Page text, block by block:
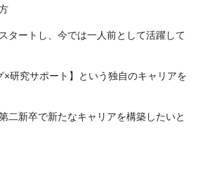
タートし、今では一人前として活躍して
×研究サポート】という独自のキャリアを
二新卒で新たなキャリアを構築したいと